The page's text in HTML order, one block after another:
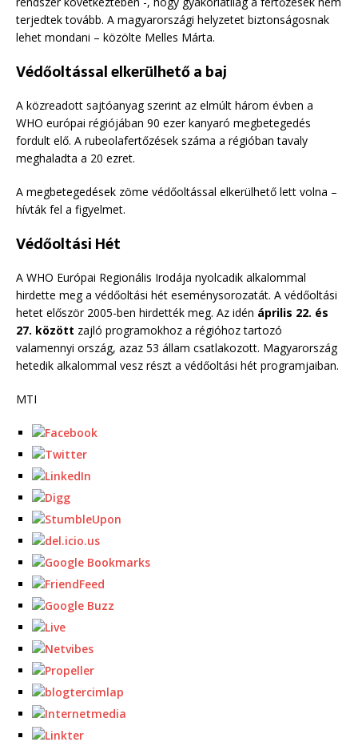
terjedtek tovább. A magyarországi helyzetet biztonságosnak
lehet mondani – közölte Melles Márta.
Védőoltással elkerülhető a baj
A közreadott sajtóanyag szerint az elmúlt három évben a
WHO európai régiójában 90 ezer kanyaró megbetegedés
fordult elő. A rubeolafertőzések száma a régióban tavaly
meghaladta a 20 ezret.
A megbetegedések zöme védőoltással elkerülhető lett volna –
hívták fel a figyelmet.
Védőoltási Hét
A WHO Európai Regionális Irodája nyolcadik alkalommal
hirdette meg a védőoltási hét eseménysorozatát. A védőoltási
hetet először 2005-ben hirdették meg. Az idén április 22. és
27. között zajló programokhoz a régióhoz tartozó
valamennyi ország, azaz 53 állam csatlakozott. Magyarország
hetedik alkalommal vesz részt a védőoltási hét programjaiban.
MTI